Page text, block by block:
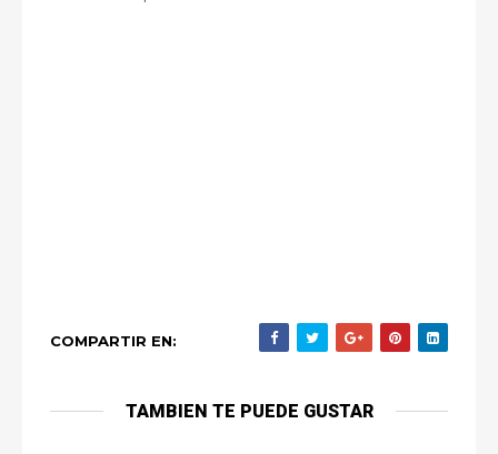
COMPARTIR EN:
TAMBIEN TE PUEDE GUSTAR